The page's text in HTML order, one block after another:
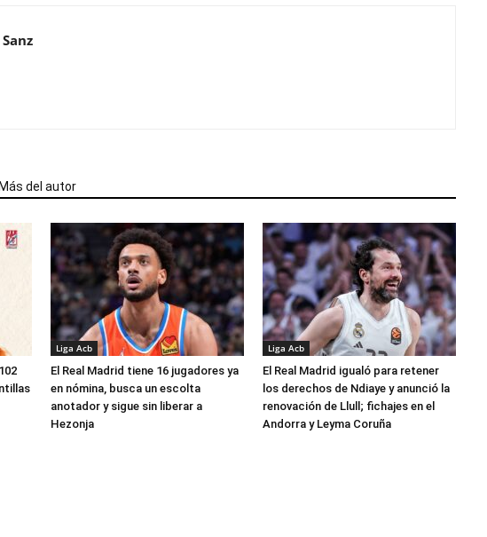
Más del autor
Liga Acb
El Real Madrid tiene 16 jugadores ya
en nómina, busca un escolta
anotador y sigue sin liberar a
Hezonja
Liga Acb
El Real Madrid igualó para retener
los derechos de Ndiaye y anunció la
renovación de Llull; fichajes en el
Andorra y Leyma Coruña